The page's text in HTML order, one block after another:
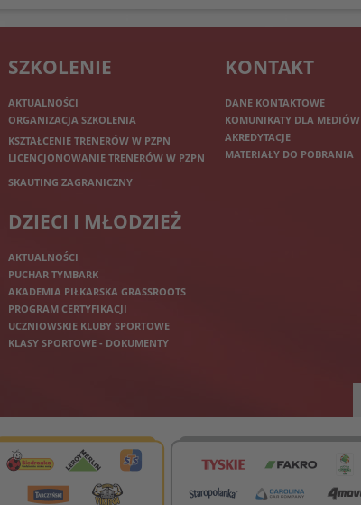
SZKOLENIE
AKTUALNOŚCI
ORGANIZACJA SZKOLENIA
KSZTAŁCENIE TRENERÓW W PZPN
LICENCJONOWANIE TRENERÓW W PZPN
SKAUTING ZAGRANICZNY
DZIECI I MŁODZIEŻ
AKTUALNOŚCI
PUCHAR TYMBARK
AKADEMIA PIŁKARSKA GRASSROOTS
PROGRAM CERTYFIKACJI
UCZNIOWSKIE KLUBY SPORTOWE
KLASY SPORTOWE - DOKUMENTY
KONTAKT
DANE KONTAKTOWE
KOMUNIKATY DLA MEDIÓW
AKREDYTACJE
MATERIAŁY DO POBRANIA